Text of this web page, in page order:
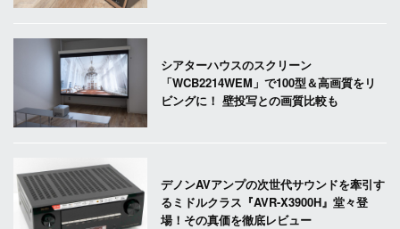
シアターハウスのスクリーン
「WCB2214WEM」で100型＆高画質をリ
ビングに！ 壁投写との画質比較も
デノンAVアンプの次世代サウンドを牽引す
るミドルクラス『AVR-X3900H』堂々登
場！その真価を徹底レビュー